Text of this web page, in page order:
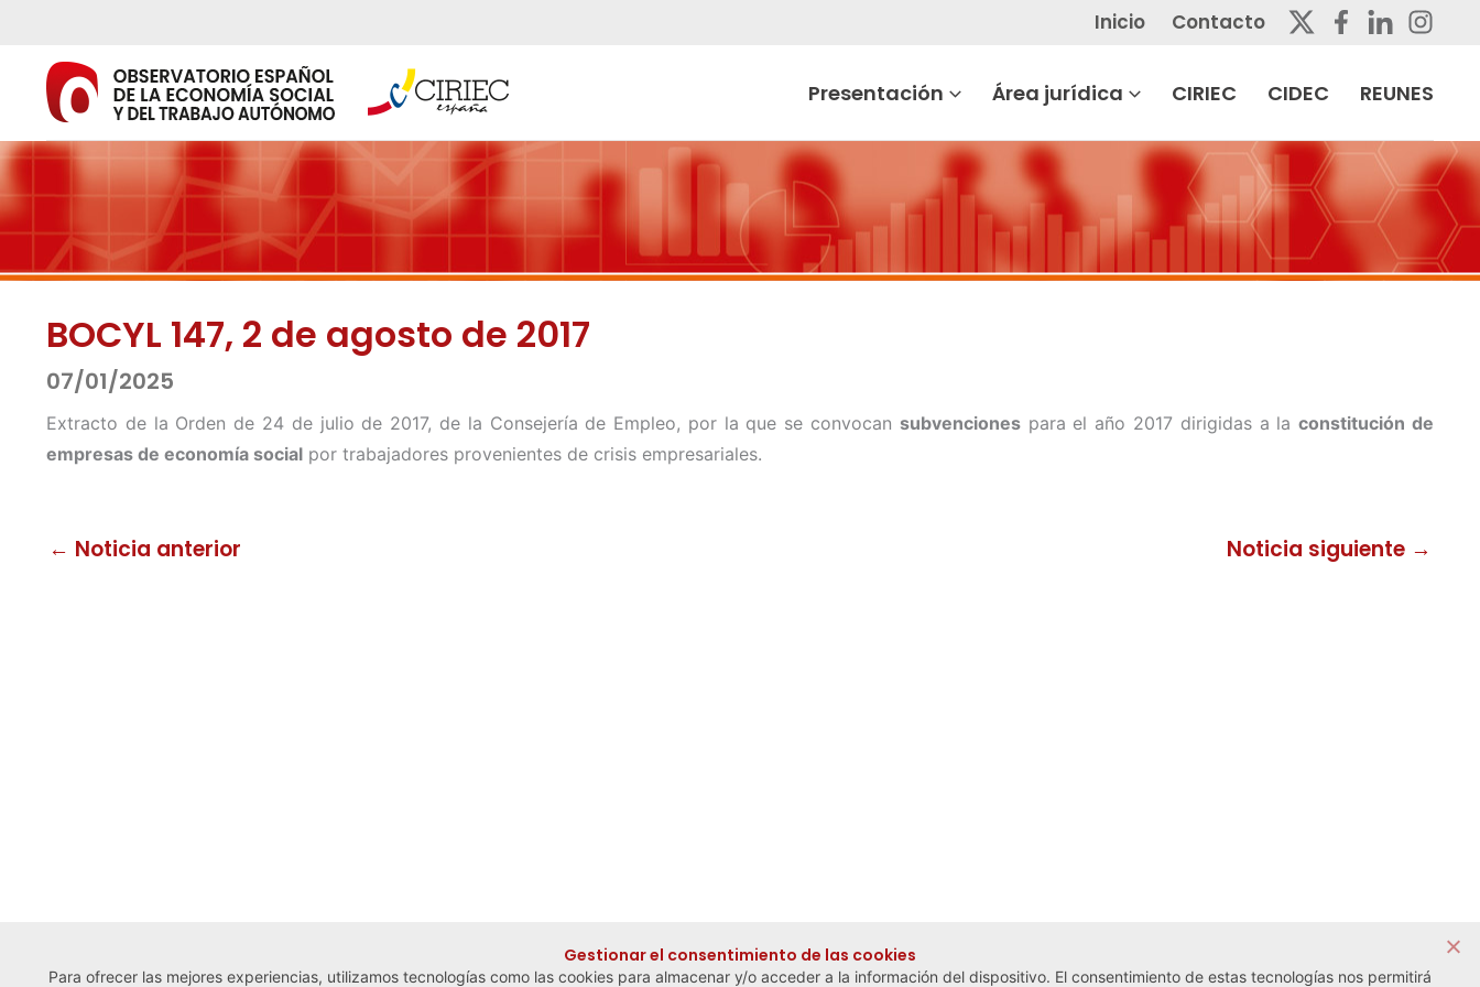
contenido
Inicio Contacto
Presentación Área jurídica CIRIEC CIDEC REUNES
BOCYL 147, 2 de agosto de 2017
07/01/2025
Extracto de la Orden de 24 de julio de 2017, de la Consejería de Empleo, por la que se convocan subvencionespara el año 2017 dirigidas a laconstitución de
empresas de economía social por trabajadores provenientes de crisis empresariales.
← Noticia anterior Noticia siguiente →
Gestionar el consentimiento de las cookies
Para ofrecer las mejores experiencias, utilizamos tecnologías como las cookies para almacenar y/o acceder a la información del dispositivo. El consentimiento de estas tecnologías nos permitirá